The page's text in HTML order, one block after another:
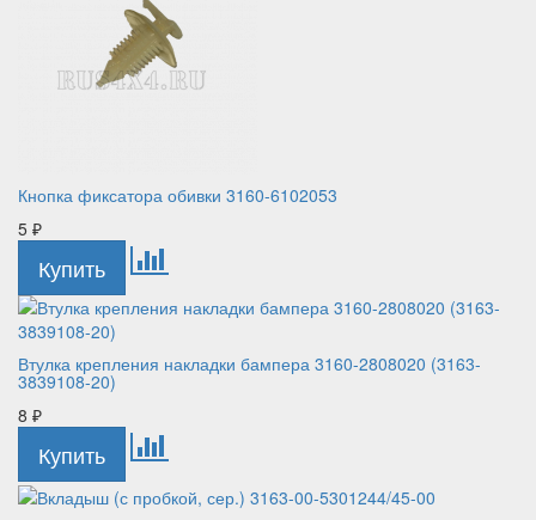
Кнопка фиксатора обивки 3160-6102053
5 ₽
Втулка крепления накладки бампера 3160-2808020 (3163-
3839108-20)
8 ₽